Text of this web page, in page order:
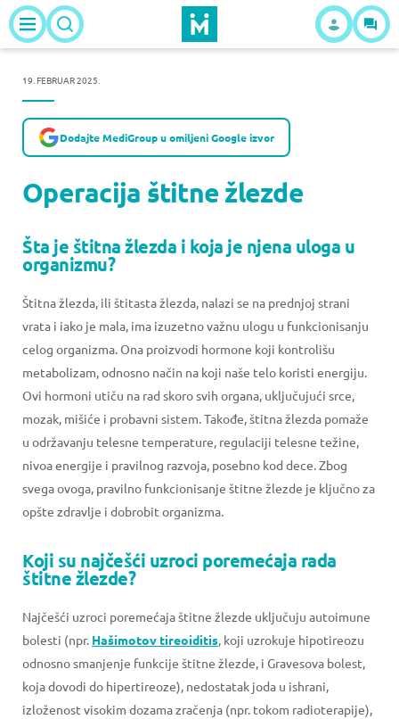
19. FEBRUAR 2025.
Dodajte MediGroup u omiljeni Google izvor
Operacija štitne žlezde
Šta je štitna žlezda i koja je njena uloga u
organizmu?
Štitna žlezda, ili štitasta žlezda, nalazi se na prednjoj strani
vrata i iako je mala, ima izuzetno važnu ulogu u funkcionisanju
celog organizma. Ona proizvodi hormone koji kontrolišu
metabolizam, odnosno način na koji naše telo koristi energiju.
Ovi hormoni utiču na rad skoro svih organa, uključujući srce,
mozak, mišiće i probavni sistem. Takođe, štitna žlezda pomaže
u održavanju telesne temperature, regulaciji telesne težine,
nivoa energije i pravilnog razvoja, posebno kod dece. Zbog
svega ovoga, pravilno funkcionisanje štitne žlezde je ključno za
opšte zdravlje i dobrobit organizma.
Koji su najčešći uzroci poremećaja rada
štitne žlezde?
Najčešći uzroci poremećaja štitne žlezde uključuju autoimune
bolesti (npr. Hašimotov tireoiditis, koji uzrokuje hipotireozu
odnosno smanjenje funkcije štitne žlezde, i Gravesova bolest,
koja dovodi do hipertireoze), nedostatak joda u ishrani,
izloženost visokim dozama zračenja (npr. tokom radioterapije),